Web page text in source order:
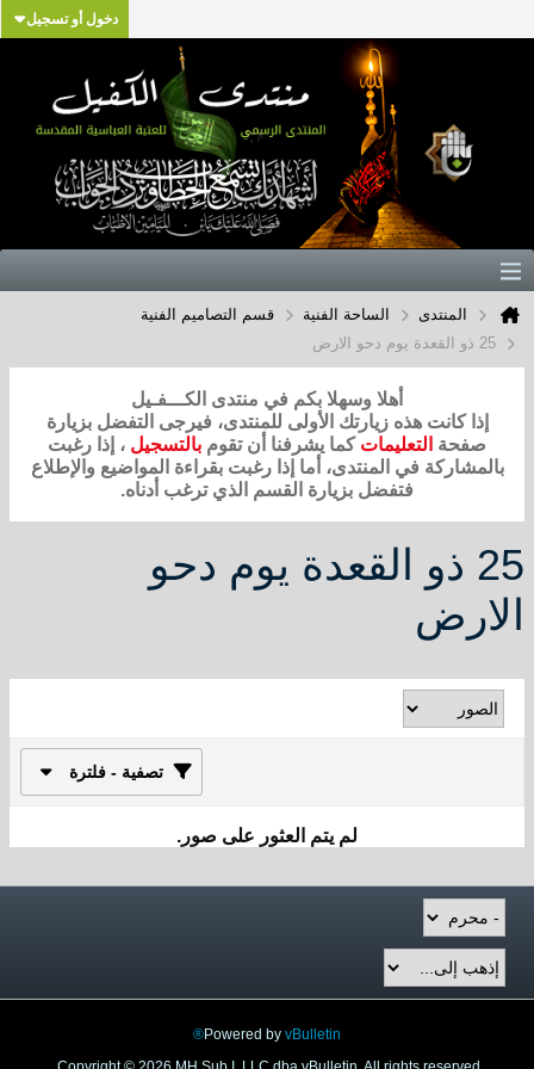
دخول أو تسجيل
المنتدى الساحة الفنية
قسم التصاميم الفنية
25 ذو القعدة يوم دحو الارض
أهلا وسهلا بكم في منتدى الكـــفـيل
إذا كانت هذه زيارتك الأولى للمنتدى، فيرجى التفضل بزيارة
صفحة التعليمات كما يشرفنا أن تقوم بالتسجيل ، إذا رغبت
بالمشاركة في المنتدى، أما إذا رغبت بقراءة المواضيع والإطلاع
فتفضل بزيارة القسم الذي ترغب أدناه.
25 ذو القعدة يوم دحو
الارض
تصفية - فلترة
لم يتم العثور على صور.
Powered by vBulletin®